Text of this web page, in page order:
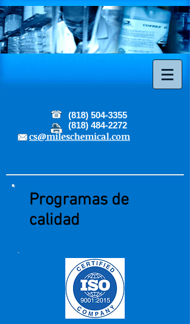
(818) 504-3355
(818) 484-2272
cs@mileschemical.com
Programas de
calidad